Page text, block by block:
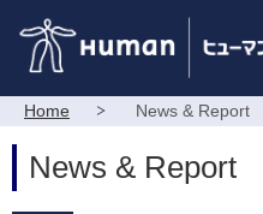
Home News & Report
News & Report